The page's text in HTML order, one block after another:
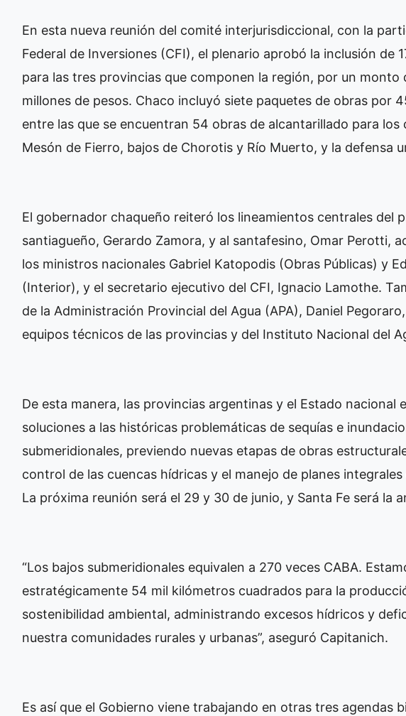
En esta nueva reunión del comité interjurisdiccional, con la
Federal de Inversiones (CFI), el plenario aprobó la inclusión de
para las tres provincias que componen la región, por un monto
millones de pesos. Chaco incluyó siete paquetes de obras por
entre las que se encuentran 54 obras de alcantarillado para los
Mesón de Fierro, bajos de Chorotis y Río Muerto, y la defensa
El gobernador chaqueño reiteró los lineamientos centrales del
santiagueño, Gerardo Zamora, y al santafesino, Omar Perotti,
los ministros nacionales Gabriel Katopodis (Obras Públicas) y
(Interior), y el secretario ejecutivo del CFI, Ignacio Lamothe.
de la Administración Provincial del Agua (APA), Daniel
equipos técnicos de las provincias y del Instituto Nacional del
De esta manera, las provincias argentinas y el Estado nacional
soluciones a las históricas problemáticas de sequías e
submeridionales, previendo nuevas etapas de obras
control de las cuencas hídricas y el manejo de planes
La próxima reunión será el 29 y 30 de junio, y Santa Fe será la
“Los bajos submeridionales equivalen a 270 veces CABA.
estratégicamente 54 mil kilómetros cuadrados para la
sostenibilidad ambiental, administrando excesos hídricos y
nuestra comunidades rurales y urbanas”, aseguró Capitanich.
Es así que el Gobierno viene trabajando en otras tres agendas